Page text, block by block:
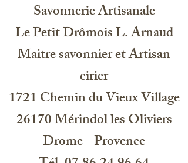
tetrasodium glutamate diacetate,
buxus chinensis, parfum, hexyl
cinnamal, linalool, limonene
Soap Quality System, 2031 BH, 41
Haarlem NL
Savonnerie Artisanale
Le Petit Drômois L. Arnaud
Maitre savonnier et Artisan
cirier
1721 Chemin du Vieux Village
26170 Mérindol les Oliviers
Drome - Provence